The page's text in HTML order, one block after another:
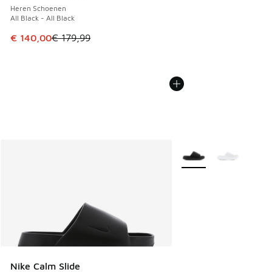
Heren Schoenen
All Black - All Black
Dit artikel is in de uitverkoop. Dit artikel is in de
€ 140,00€ 179,99
Nike Calm Slide